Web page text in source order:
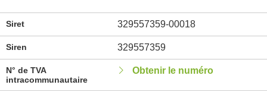
Siret 329557359-00018
Siren 329557359
N° de TVA
intracommunautaire
Obtenir le numéro